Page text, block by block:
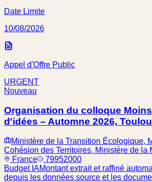
Date Limite
10/08/2026
Appel d'Offre Public
URGENT
Nouveau
Organisation du colloque
d'idées – Automne 2026,
Ministère de la Transition Écologique,
Cohésion des Territoires, Ministère de la
France
79952000
Budget IAMontant extrait et raffiné
depuis les données source et les